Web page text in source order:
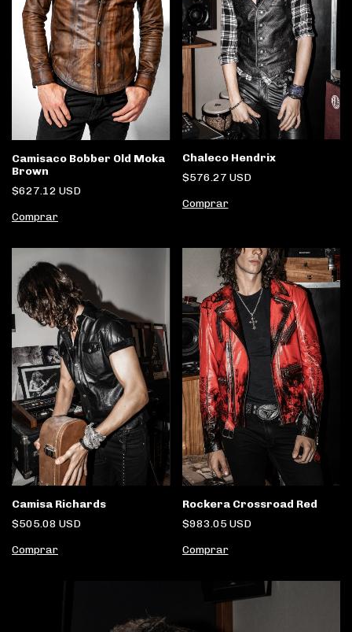
Camisaco Bobber Old Moka
Brown
$627.12 USD
Comprar
Chaleco Hendrix
$576.27 USD
Comprar
Camisa Richards
$505.08 USD
Comprar
Rockera Crossroad Red
$983.05 USD
Comprar